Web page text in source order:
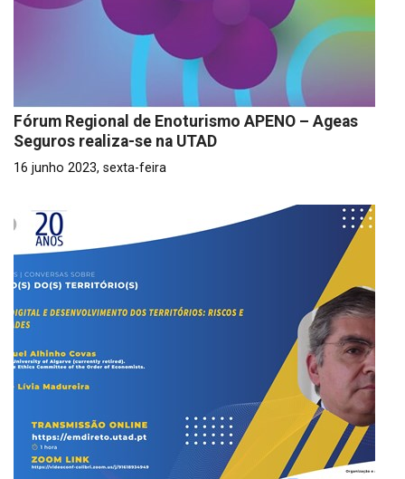
Fórum Regional de Enoturismo APENO – Ageas
Seguros realiza-se na UTAD
16 junho 2023, sexta-feira